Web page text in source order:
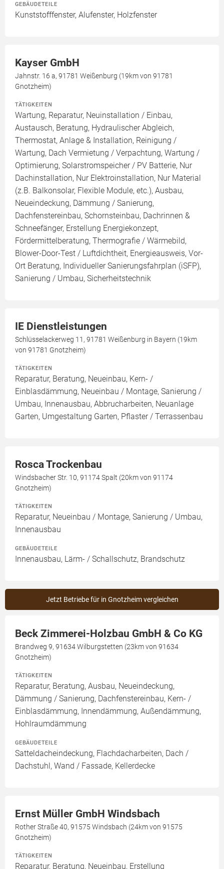
GEBÄUDETEILE
Kunststofffenster, Alufenster, Holzfenster
Kayser GmbH
Jahnstr. 16 a, 91781 Weißenburg (19km von 91781
Gnotzheim)
TÄTIGKEITEN
Wartung, Reparatur, Neuinstallation / Einbau,
Austausch, Beratung, Hydraulischer Abgleich,
Thermostat, Anlage & Installation, Reinigung /
Wartung, Dach Vermietung / Verpachtung, Wartung /
Optimierung, Solarstromspeicher / PV Batterie, Nur
Dachinstallation, Nur Elektroinstallation, Nur Material
(z.B. Balkonsolar, Flexible Module, etc.), Ausbau,
Neueindeckung, Dämmung / Sanierung,
Dachfenstereinbau, Schornsteinbau, Dachrinnen &
Schneefänger, Erstellung Energiekonzept,
Fördermittelberatung, Thermografie / Wärmebild,
Blower-Door-Test / Luftdichtheit, Energieausweis, Vor-
Ort Beratung, Individueller Sanierungsfahrplan (iSFP),
Sanierung / Umbau, Sicherheitstechnik
IE Dienstleistungen
Schlüsselackerweg 11, 91781 Weißenburg in Bayern (19km
von 91781 Gnotzheim)
TÄTIGKEITEN
Reparatur, Beratung, Neueinbau, Kern- /
Einblasdämmung, Neueinbau / Montage, Sanierung /
Umbau, Innenausbau, Abbrucharbeiten, Neuanlage
Garten, Umgestaltung Garten, Pflaster / Terrassenbau
Rosca Trockenbau
Windsbacher Str. 10, 91174 Spalt (20km von 91174
Gnotzheim)
TÄTIGKEITEN
Reparatur, Neueinbau / Montage, Sanierung / Umbau,
Innenausbau
GEBÄUDETEILE
Innenausbau, Lärm- / Schallschutz, Brandschutz
Jetzt Betriebe für in Gnotzheim vergleichen
Beck Zimmerei-Holzbau GmbH & Co KG
Brandweg 9, 91634 Wilburgstetten (23km von 91634
Gnotzheim)
TÄTIGKEITEN
Reparatur, Beratung, Ausbau, Neueindeckung,
Dämmung / Sanierung, Dachfenstereinbau, Kern- /
Einblasdämmung, Innendämmung, Außendämmung,
Hohlraumdämmung
GEBÄUDETEILE
Satteldacheindeckung, Flachdacharbeiten, Dach /
Dachstuhl, Wand / Fassade, Kellerdecke
Ernst Müller GmbH Windsbach
Rother Straße 40, 91575 Windsbach (24km von 91575
Gnotzheim)
TÄTIGKEITEN
Reparatur, Beratung, Neueinbau, Erstellung